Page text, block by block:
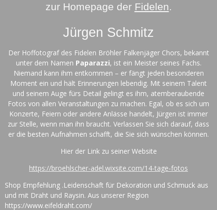
zur Homepage der Fidelen.
Jürgen Schmitz
Der Hoffotograf des Fidelen Bröhler Falkenjäger Chors, bekannt
unter dem Namen Paparazzi, ist ein Meister seines Fachs.
Niemand kann ihm entkommen – er fängt jeden besonderen
Moment ein und hält Erinnerungen lebendig. Mit seinem Talent
und seinem Auge fürs Detail gelingt es ihm, atemberaubende
Fotos von allen Veranstaltungen zu machen. Egal, ob es sich um
Konzerte, Feiern oder andere Anlässe handelt, Jürgen ist immer
zur Stelle, wenn man ihn braucht. Verlassen Sie sich darauf, dass
er die besten Aufnahmen schafft, die Sie sich wünschen können.
Hier der Link zu seiner Website
https://broehlscher-adel.wixsite.com/14-tage-fotos
Shop Empfehlung .Leidenschaft für Dekoration und Schmuck aus
und mit Draht und Raysin. Aus unserer Region
https://www.eifeldraht.com/